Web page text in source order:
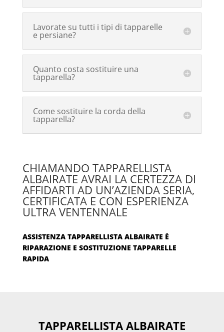
Lavorate su tutti i tipi di tapparelle
e persiane?
Quanto costa sostituire una
tapparella?
Come sostituire la corda della
tapparella?
CHIAMANDO TAPPARELLISTA
ALBAIRATE AVRAI LA CERTEZZA DI
AFFIDARTI AD UN’AZIENDA SERIA,
CERTIFICATA E CON ESPERIENZA
ULTRA VENTENNALE
ASSISTENZA TAPPARELLISTA ALBAIRATE È
RIPARAZIONE E SOSTITUZIONE TAPPARELLE
RAPIDA
TAPPARELLISTA ALBAIRATE